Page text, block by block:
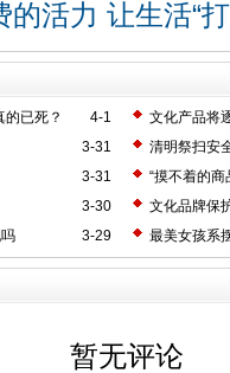
的活力 让生活“
4-1
已死？
文化产品将
3-31
清明祭扫安
3-31
“摸不着的商
3-30
文化品牌保
3-29
最美女孩系
暂无评论